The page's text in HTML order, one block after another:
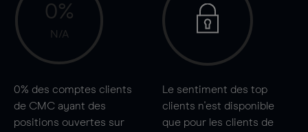
0%
N/A
0% des comptes clients
de CMC ayant des
positions ouvertes sur
Le sentiment des top
clients n'est disponible
que pour les clients de